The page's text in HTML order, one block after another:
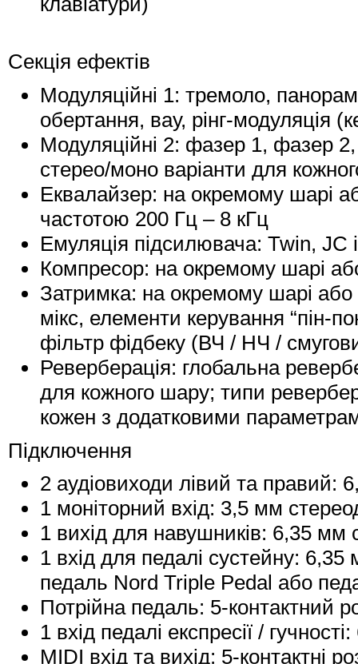
Секція ефектів
Модуляційні 1: тремоло,
обертання, вау, рінг-модуляція
Модуляційні 2: фазер 1, фазер
стерео/моно варіанти для
Еквалайзер: на окремому шарі
частотою 200 Гц – 8 кГц
Емуляція підсилювача: Twin, JC
Компресор: на окремому шарі
Затримка: на окремому шарі
мікс, елементи керування “пін-
фільтр фідбеку (ВЧ / НЧ /
Реверберація: глобальна
для кожного шару; типи
кожен з додатковими
Підключення
2 аудіовиходи лівий та правий:
1 моніторний вхід: 3,5 мм
1 вихід для навушників: 6,35 мм
1 вхід для педалі сустейну:
педаль Nord Triple Pedal або
Потрійна педаль: 5-контактний
1 вхід педалі експресії /
MIDI вхід та вихід: 5-контактні